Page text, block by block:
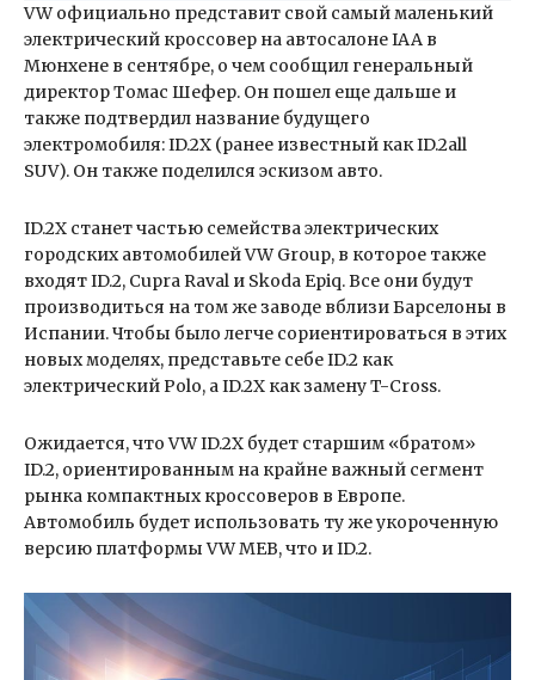
VW официально представит свой самый маленький
электрический кроссовер на автосалоне IAA в
Мюнхене в сентябре, о чем сообщил генеральный
директор Томас Шефер. Он пошел еще дальше и
также подтвердил название будущего
электромобиля: ID.2X (ранее известный как ID.2all
SUV). Он также поделился эскизом авто.
ID.2X станет частью семейства электрических
городских автомобилей VW Group, в которое также
входят ID.2, Cupra Raval и Skoda Epiq. Все они будут
производиться на том же заводе вблизи Барселоны в
Испании. Чтобы было легче сориентироваться в этих
новых моделях, представьте себе ID.2 как
электрический Polo, а ID.2X как замену T-Cross.
Ожидается, что VW ID.2X будет старшим «братом»
ID.2, ориентированным на крайне важный сегмент
рынка компактных кроссоверов в Европе.
Автомобиль будет использовать ту же укороченную
версию платформы VW MEB, что и ID.2.